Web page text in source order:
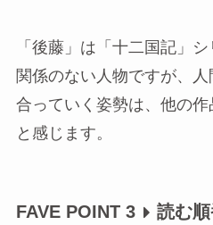
「後藤」は「十二国記」
関係のない人物ですが、
合っていく姿勢は、他の
と感じます。
FAVE POINT 3
読む